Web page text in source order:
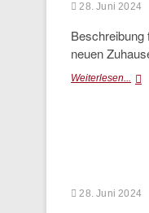
28. Juni 2024
neuen
Weiterlesen...
28. Juni 2024